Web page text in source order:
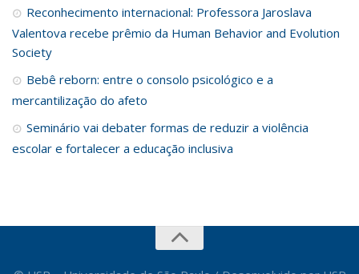
Reconhecimento internacional: Professora Jaroslava
Valentova recebe prêmio da Human Behavior and Evolution
Society
Bebê reborn: entre o consolo psicológico e a
mercantilização do afeto
Seminário vai debater formas de reduzir a violência
escolar e fortalecer a educação inclusiva